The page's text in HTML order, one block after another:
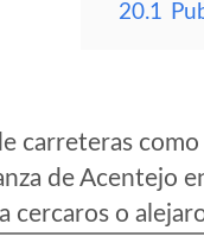
20.1
carreteras
de Acentejo
cercaros o